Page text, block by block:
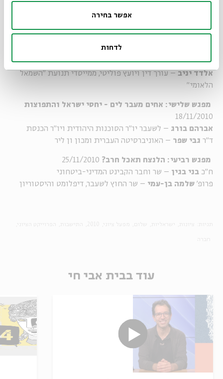
אפשר בחירה
לדחות
– הרב הראשי לצה"ל
מפגש שני: מיהו ציוני? על דרכי ההגשמה של הציונות
במבי שלג – עיתונאית ומסאית, עורכת המגזין "ארץ אחרת"
אלדד יניב – עורך דין ויועץ פוליטי, ממייסדי תנועת "השמאל
הלאומי"
מפגש שלישי: אחים מעבר לים - יחסי ישראל והתפוצות
18/11/2010
אברהם בורג – לשעבר יו"ר הסוכנות היהודית ויו"ר הכנסת
ד"ר גבי שפר – האוניברסיטה העברית ומכון ון ליר
מפגש רביעי: הלנצח תאכל חרב? 25/11/2010
ח"כ בני בגין – שר וחבר הקבינט המדיני-ביטחוני
פרופ' שלמה בן-עמי – שר החוץ לשעבר, דיפלומט והיסטוריון
עוד בבית אבי חי